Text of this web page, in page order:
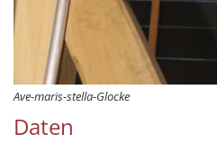
Ave-maris-stella-Glocke
Daten